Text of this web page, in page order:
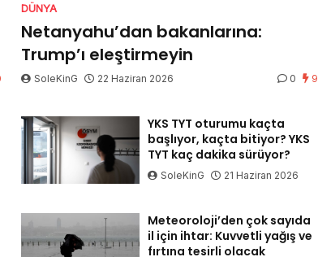
DÜNYA
Netanyahu’dan bakanlarına:
Trump’ı eleştirmeyin
SoleKinG 22 Haziran 2026 0 9
YKS TYT oturumu kaçta
başlıyor, kaçta bitiyor? YKS
TYT kaç dakika sürüyor?
SoleKinG 21 Haziran 2026
Meteoroloji’den çok sayıda
il için ihtar: Kuvvetli yağış ve
fırtına tesirli olacak